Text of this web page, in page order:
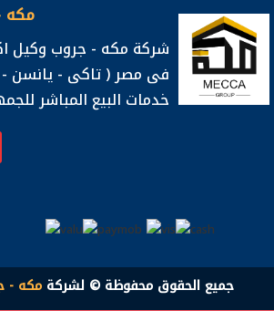
مكه
شركة مكه - جروب وكيل
فى مصر ( تاكى - يانسن -
خدمات البيع المباشر
جميع الحقوق محفوظة © لشركةمكه - جروب